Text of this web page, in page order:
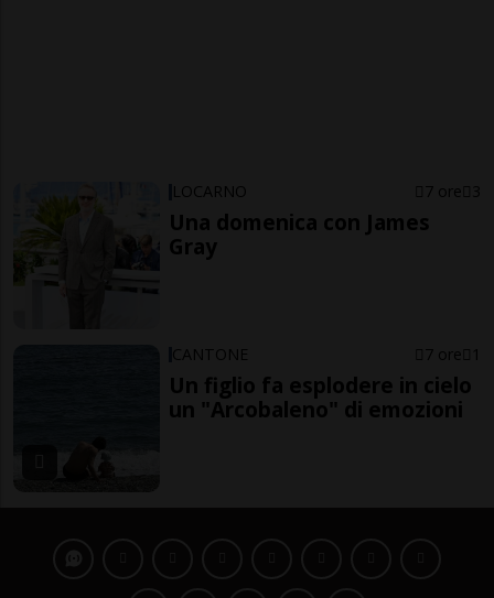
LOCARNO 7 ore 3
Una domenica con James
Gray
CANTONE 7 ore 1
Un figlio fa esplodere in cielo
un "Arcobaleno" di emozioni